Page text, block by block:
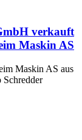
verkauft
Maskin AS
Maskin AS aus
Schredder